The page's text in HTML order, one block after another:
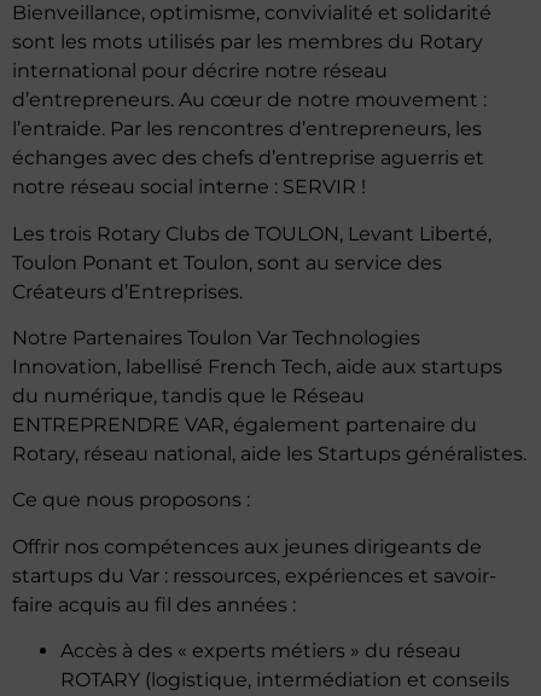
Bienveillance, optimisme, convivialité et solidarité
sont les mots utilisés par les membres du Rotary
international pour décrire notre réseau
d’entrepreneurs. Au cœur de notre mouvement :
l’entraide. Par les rencontres d’entrepreneurs, les
échanges avec des chefs d’entreprise aguerris et
notre réseau social interne : SERVIR !
Les trois Rotary Clubs de TOULON, Levant Liberté,
Toulon Ponant et Toulon, sont au service des
Créateurs d’Entreprises.
Notre Partenaires Toulon Var Technologies
Innovation, labellisé French Tech, aide aux startups
du numérique, tandis que le Réseau
ENTREPRENDRE VAR, également partenaire du
Rotary, réseau national, aide les Startups généralistes.
Ce que nous proposons :
Offrir nos compétences aux jeunes dirigeants de
startups du Var : ressources, expériences et savoir-
faire acquis au fil des années :
Accès à des « experts métiers » du réseau
ROTARY (logistique, intermédiation et conseils